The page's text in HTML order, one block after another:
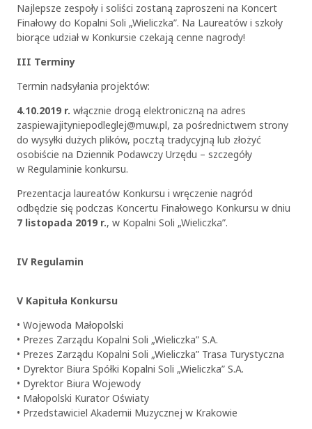
Najlepsze zespoły i soliści zostaną zaproszeni na Koncert
Finałowy do Kopalni Soli „Wieliczka”. Na Laureatów i szkoły
biorące udział w Konkursie czekają cenne nagrody!
III Terminy
Termin nadsyłania projektów:
4.10.2019 r. włącznie drogą elektroniczną na adres
zaspiewajityniepodleglej@muw.pl, za pośrednictwem strony
do wysyłki dużych plików, pocztą tradycyjną lub złożyć
osobiście na Dziennik Podawczy Urzędu – szczegóły
w Regulaminie konkursu.
Prezentacja laureatów Konkursu i wręczenie nagród
odbędzie się podczas Koncertu Finałowego Konkursu w dniu
7 listopada 2019 r., w Kopalni Soli „Wieliczka”.
IV Regulamin
V Kapituła Konkursu
• Wojewoda Małopolski
• Prezes Zarządu Kopalni Soli „Wieliczka” S.A.
• Prezes Zarządu Kopalni Soli „Wieliczka” Trasa Turystyczna
• Dyrektor Biura Spółki Kopalni Soli „Wieliczka” S.A.
• Dyrektor Biura Wojewody
• Małopolski Kurator Oświaty
• Przedstawiciel Akademii Muzycznej w Krakowie